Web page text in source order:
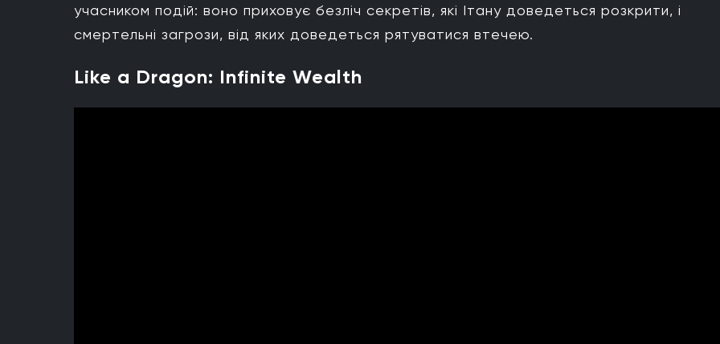
учасником подій: воно приховує безліч секретів, які Ітану доведеться розкрити, і
смертельні загрози, від яких доведеться рятуватися втечею.
Like a Dragon: Infinite Wealth